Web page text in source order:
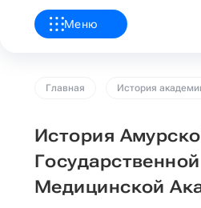
Меню
Главная История
История
Государственной
Медицинской